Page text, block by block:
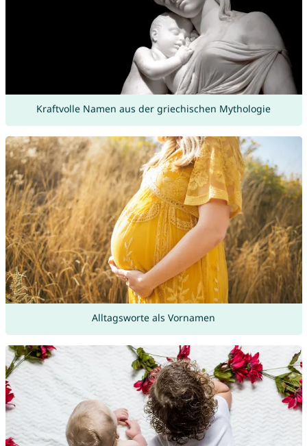
Kraftvolle Namen aus der griechischen Mythologie
Alltagsworte als Vornamen